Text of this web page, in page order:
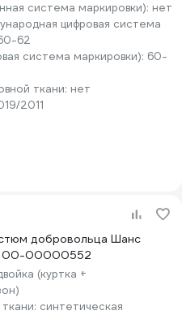
система маркировки): нет
цифровая система
62
система маркировки): 60-
ткани: нет
2011
добровольца Шанс
00-00000552
(куртка +
синтетическая